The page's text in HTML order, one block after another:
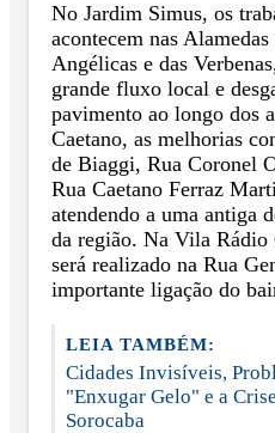
No Jardim Simus, os
acontecem nas
Angélicas e das
grande fluxo local e
pavimento ao longo dos
Caetano, as melhorias
de Biaggi, Rua Coronel
Rua Caetano Ferraz
atendendo a uma antiga
da região. Na Vila Rádio
será realizado na Rua
importante ligação do
LEIA TAMBÉM:
Cidades Invisíveis,
"Enxugar Gelo" e a
Sorocaba